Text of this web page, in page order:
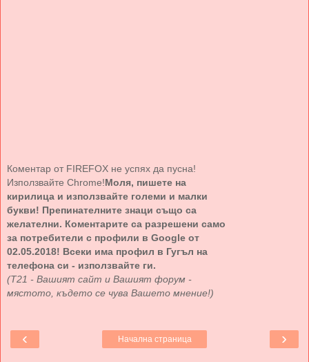
Коментар от FIREFOX не успях да пусна!
Използвайте Chrome!Моля, пишете на
кирилица и използвайте големи и малки
букви! Препинателните знаци също са
желателни. Коментарите са разрешени само
за потребители с профили в Google от
02.05.2018! Всеки има профил в Гугъл на
телефона си - използвайте ги.
(Т21 - Вашият сайт и Вашият форум -
мястото, където се чува Вашето мнение!)
‹ ›
Начална страница